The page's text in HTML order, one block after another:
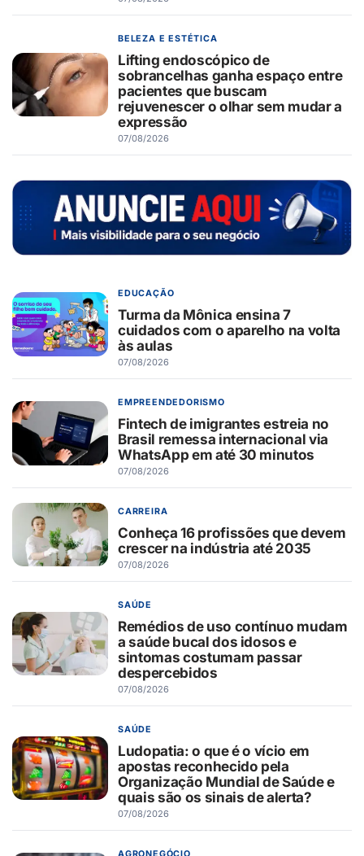
BELEZA E ESTÉTICA
Lifting endoscópico de
sobrancelhas ganha espaço entre
pacientes que buscam
rejuvenescer o olhar sem mudar a
expressão
07/08/2026
EDUCAÇÃO
Turma da Mônica ensina 7
cuidados com o aparelho na volta
às aulas
07/08/2026
EMPREENDEDORISMO
Fintech de imigrantes estreia no
Brasil remessa internacional via
WhatsApp em até 30 minutos
07/08/2026
CARREIRA
Conheça 16 profissões que devem
crescer na indústria até 2035
07/08/2026
SAÚDE
Remédios de uso contínuo mudam
a saúde bucal dos idosos e
sintomas costumam passar
despercebidos
07/08/2026
SAÚDE
Ludopatia: o que é o vício em
apostas reconhecido pela
Organização Mundial de Saúde e
quais são os sinais de alerta?
07/08/2026